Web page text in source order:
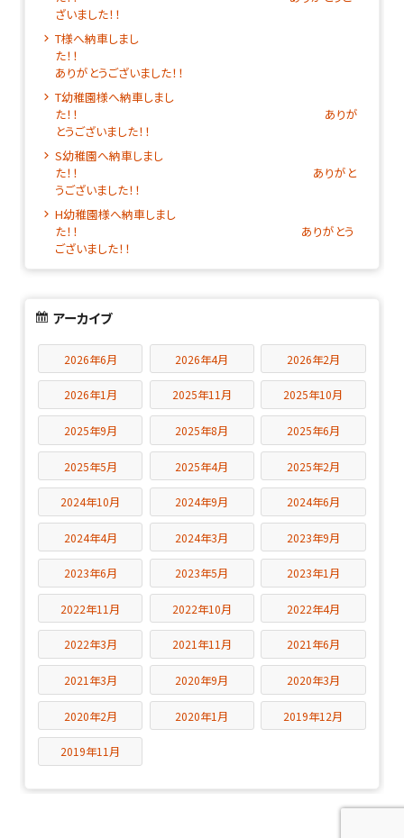
ざいました！！
T様へ納車しまし
た！
ありがとうございました！！
T幼稚園様へ納車しまし
た！！ ありが
とうございました！！
S幼稚園へ納車しまし
た！！ ありがと
うございました！！
H幼稚園様へ納車しまし
た！！ ありがとう
ございました！！
アーカイブ
2026年6月 2026年4月 2026年2月
2026年1月 2025年11月 2025年10月
2025年9月 2025年8月 2025年6月
2025年5月 2025年4月 2025年2月
2024年10月 2024年9月 2024年6月
2024年4月 2024年3月 2023年9月
2023年6月 2023年5月 2023年1月
2022年11月 2022年10月 2022年4月
2022年3月 2021年11月 2021年6月
2021年3月 2020年9月 2020年3月
2020年2月 2020年1月 2019年12月
2019年11月